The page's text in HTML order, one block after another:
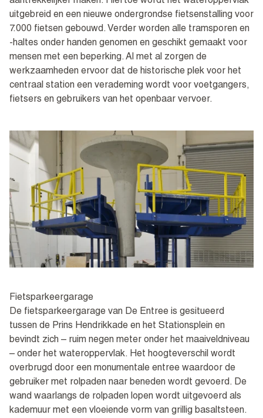
uitgebreid en een nieuwe ondergrondse fietsenstalling voor
7.000 fietsen gebouwd. Verder worden alle tramsporen en
-haltes onder handen genomen en geschikt gemaakt voor
mensen met een beperking. Al met al zorgen de
werkzaamheden ervoor dat de historische plek voor het
centraal station een verademing wordt voor voetgangers,
fietsers en gebruikers van het openbaar vervoer.
Fietsparkeergarage
De fietsparkeergarage van De Entree is gesitueerd
tussen de Prins Hendrikkade en het Stationsplein en
bevindt zich – ruim negen meter onder het maaiveldniveau
– onder het wateroppervlak. Het hoogteverschil wordt
overbrugd door een monumentale entree waardoor de
gebruiker met rolpaden naar beneden wordt gevoerd. De
wand waarlangs de rolpaden lopen wordt uitgevoerd als
kademuur met een vloeiende vorm van grillig basaltsteen.